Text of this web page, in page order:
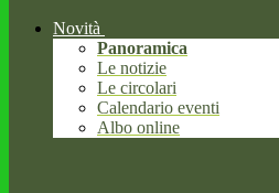
Novità
Panoramica
Le notizie
Le circolari
Calendario eventi
Albo online